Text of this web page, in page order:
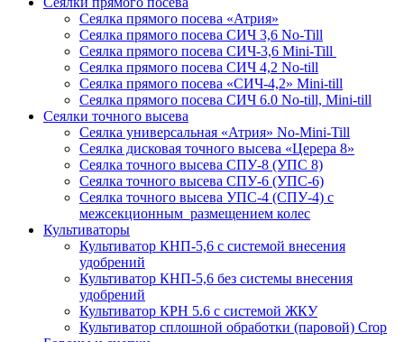
Сеялка прямого посева «Атрия»
Сеялка прямого посева СИЧ 3,6 No-Till
Сеялка прямого посева СИЧ-3,6 Mini-Till
Сеялка прямого посева СИЧ 4,2 No-till
Сеялка прямого посева «СИЧ-4,2» Mini-till
Сеялка прямого посева СИЧ 6.0 No-till, Mini-till
Сеялки точного высева
Сеялка универсальная «Атрия» No-Mini-Till
Сеялка дисковая точного высева «Церера 8»
Сеялка точного высева СПУ-8 (УПС 8)
Сеялка точного высева СПУ-6 (УПС-6)
Сеялка точного высева УПС-4 (СПУ-4) с
межсекционным размещением колес
Культиваторы
Культиватор КНП-5,6 с системой внесения
удобрений
Культиватор КНП-5,6 без системы внесения
удобрений
Культиватор КРН 5.6 с системой ЖКУ
Культиватор сплошной обработки (паровой) Crop